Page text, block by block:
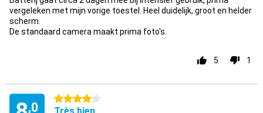
vergeleken met mijn vorige toestel. Heel duidelijk, groot en helder
scherm.
De standaard camera maakt prima foto's.
5 1
,0
4 étoiles